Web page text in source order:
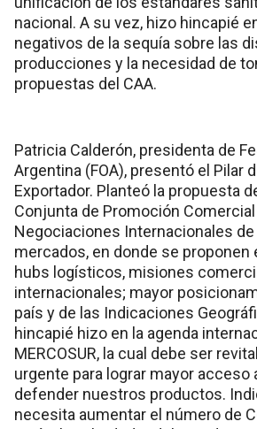
nacional. A su vez, hizo hincapié
negativos de la sequía sobre las
producciones y la necesidad de
propuestas del CAA.
Patricia Calderón, presidenta de
Argentina (FOA), presentó el Pilar
Exportador. Planteó la propuesta
Conjunta de Promoción Comercial
Negociaciones Internacionales de
mercados, en donde se proponen
hubs logísticos, misiones
internacionales; mayor
país y de las Indicaciones
hincapié hizo en la agenda
MERCOSUR, la cual debe ser
urgente para lograr mayor acceso
defender nuestros productos.
necesita aumentar el número de